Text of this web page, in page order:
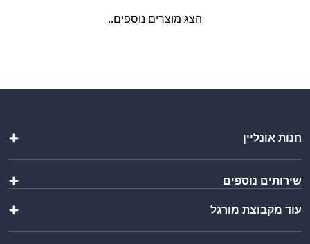
הצג מוצרים נוספים..
חנות אונליין
כלי אוכל ושתייה
מתנות
מוצרים לבית
שירותים נוספים
יצירת מארז
עוד מקבוצת מורגל